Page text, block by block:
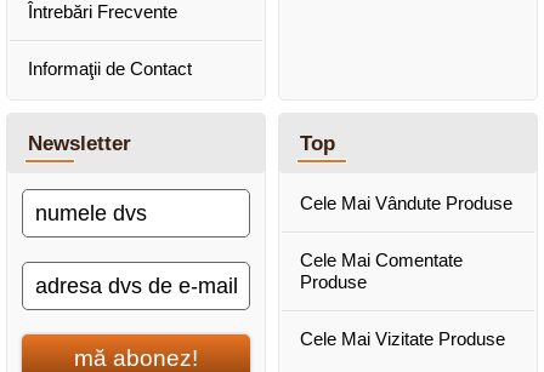
Întrebări Frecvente
Informaţii de Contact
Newsletter
mă abonez!
Top
Cele Mai Vândute Produse
Cele Mai Comentate
Produse
Cele Mai Vizitate Produse